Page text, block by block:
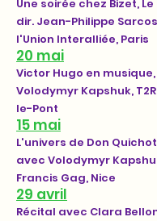
Une soirée chez Bizet,
dir. Jean-Philippe
l'Union Interalliée, Paris
20 mai
Victor Hugo en
Volodymyr Kapshuk,
le-Pont
15 mai
L'univers de Don
avec Volodymyr
Francis Gag, Nice
29 avril
Récital avec Clara